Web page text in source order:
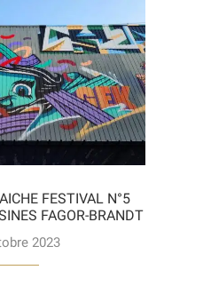
FESTIVAL N°5
FAGOR-BRANDT
2023